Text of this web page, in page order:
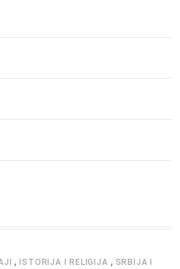
, ISTORIJA I RELIGIJA , SRBIJA I